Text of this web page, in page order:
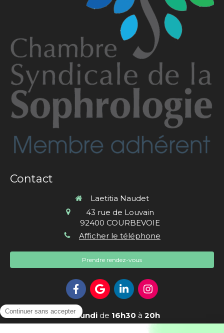
Contact
Laetitia Naudet
43 rue de Louvain
92400 COURBEVOIE
Afficher le téléphone
Prendre rendez-vous
Le Lundi de 16h30 à 20h